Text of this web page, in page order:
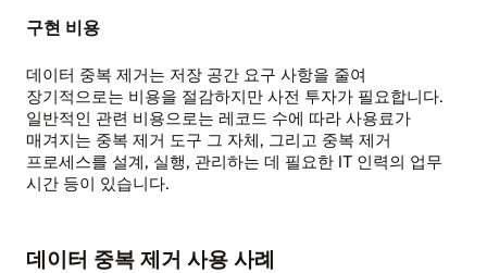
구현 비용
데이터 중복 제거는 저장 공간 요구 사항을 줄여
장기적으로는 비용을 절감하지만 사전 투자가 필요합니다.
일반적인 관련 비용으로는 레코드 수에 따라 사용료가
매겨지는 중복 제거 도구 그 자체, 그리고 중복 제거
프로세스를 설계, 실행, 관리하는 데 필요한 IT 인력의 업무
시간 등이 있습니다.
데이터 중복 제거 사용 사례